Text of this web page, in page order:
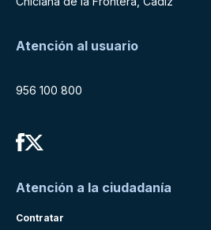
Atención al usuario
956 100 800
Atención a la ciudadanía
Contratar